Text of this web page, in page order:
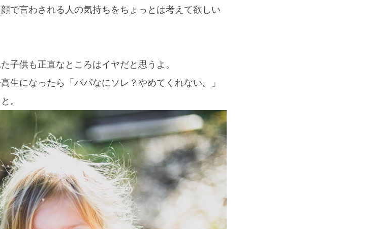
で言わされる人の気持ちをちょっとは考えて欲しい
子供も正直なところはイヤだと思うよ。
生になったら「パパなにソレ？やめてくれない。」
。